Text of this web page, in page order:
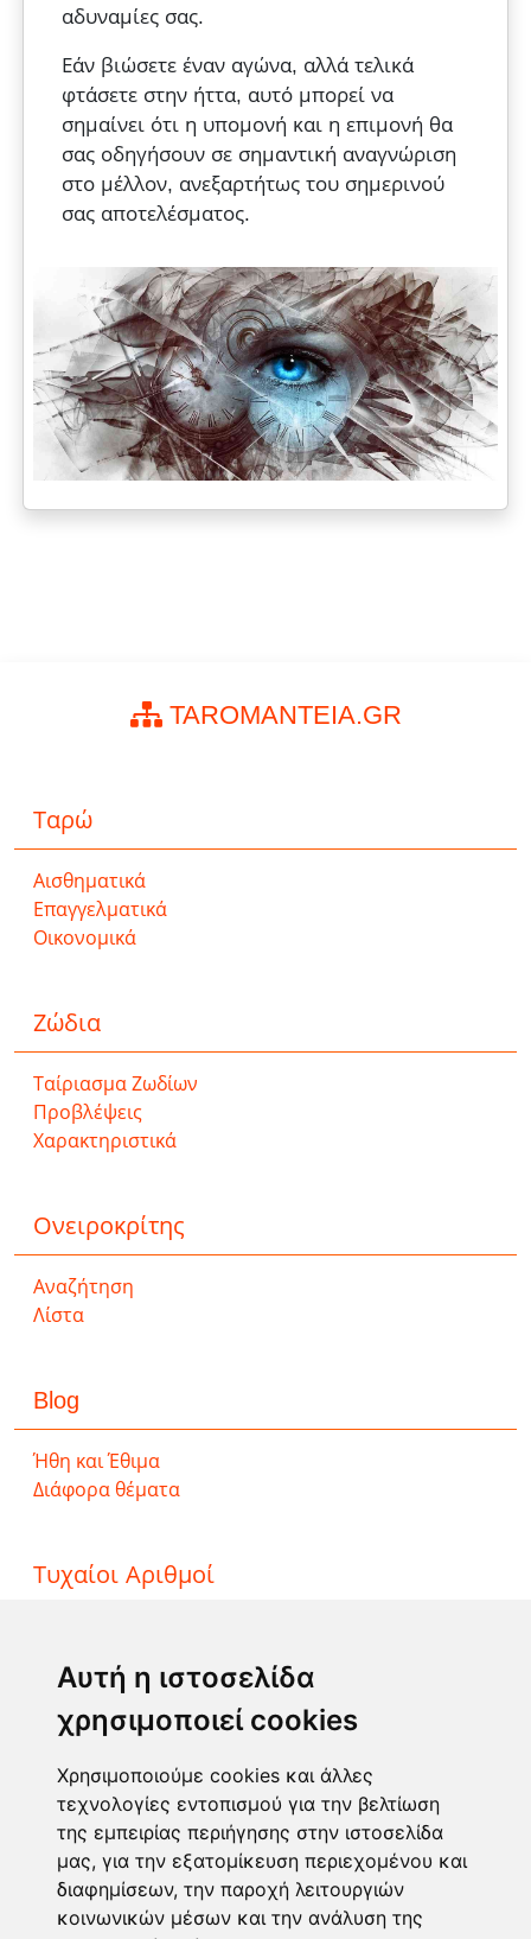
Αυτή η ιστοσελίδα
χρησιμοποιεί cookies
Χρησιμοποιούμε cookies και άλλες
τεχνολογίες εντοπισμού για την βελτίωση
της εμπειρίας περιήγησης στην ιστοσελίδα
μας, για την εξατομίκευση περιεχομένου και
διαφημίσεων, την παροχή λειτουργιών
κοινωνικών μέσων και την ανάλυση της
αδυναμίες σας.
Εάν βιώσετε έναν αγώνα, αλλά τελικά
φτάσετε στην ήττα, αυτό μπορεί να
σημαίνει ότι η υπομονή και η επιμονή θα
σας οδηγήσουν σε σημαντική αναγνώριση
στο μέλλον, ανεξαρτήτως του σημερινού
σας αποτελέσματος.
TAROMANTEIA.GR
Ταρώ
Αισθηματικά
Επαγγελματικά
Οικονομικά
Ζώδια
Ταίριασμα Ζωδίων
Προβλέψεις
Χαρακτηριστικά
Ονειροκρίτης
Αναζήτηση
Λίστα
Blog
Ήθη και Έθιμα
Διάφορα θέματα
Τυχαίοι Αριθμοί
ΛΟΤΤΟ
ΚΙΝΟ
EXTRA 5
Επικοινωνία
Φόρμα επικοινωνίας
info@taromanteia.gr